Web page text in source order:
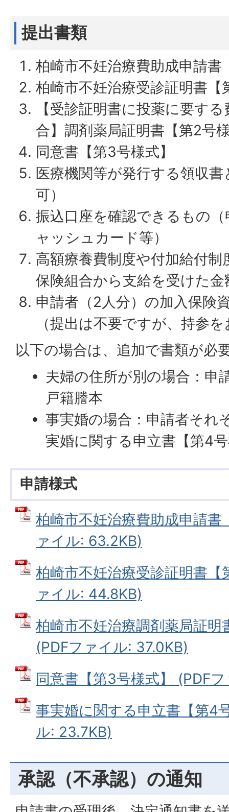
提出書類
柏崎市不妊治療費助成申請書
柏崎市不妊治療受診証明書【
【受診証明書に投薬に要す
合】調剤薬局証明書【第2号
同意書【第3号様式】
医療機関等が発行する領収
可）
振込口座を確認できるもの
ャッシュカード等）
高額療養費制度や付加給付
保険組合から支給を受けた
申請者（2人分）の加入保険
（提出は不要ですが、持参
以下の場合は、追加で書類が必
夫婦の住所が別の場合：申
戸籍謄本
事実婚の場合：申請者それ
実婚に関する申立書【第4
申請様式
柏崎市不妊治療費助成申請書
ァイル: 63.2KB)
柏崎市不妊治療受診証明書【
ァイル: 44.8KB)
柏崎市不妊治療調剤薬局証
(PDFファイル: 37.0KB)
同意書【第3号様式】 (PDF
事実婚に関する申立書【第4
ル: 23.7KB)
承認（不承認）の通知